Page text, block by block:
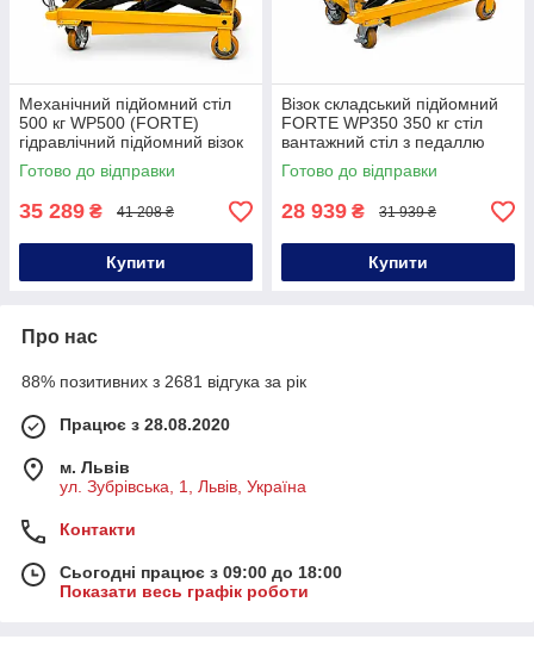
Механічний підйомний стіл
500 кг WP500 (FORTE)
гідравлічний підйомний візок
для обладнання на СТО
Готово до відправки
35 289 ₴ 41 208 ₴
Купити
Візок складський підйомний
FORTE WP350 350 кг стіл
вантажний стіл з педаллю
для підйому гідравлічний
підйомний стіл
Готово до відправки
28 939 ₴ 31 939 ₴
Купити
Про нас
88% позитивних з 2681 відгука за рік
Працює з 28.08.2020
м. Львів
ул. Зубрівська, 1, Львів, Україна
Контакти
Сьогодні працює з 09:00 до 18:00
Показати весь графік роботи